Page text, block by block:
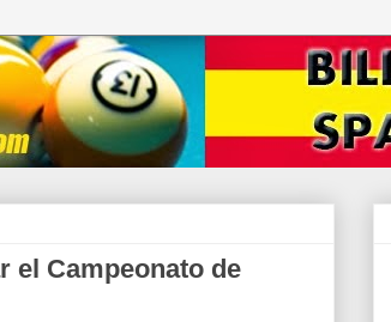
el Campeonato de